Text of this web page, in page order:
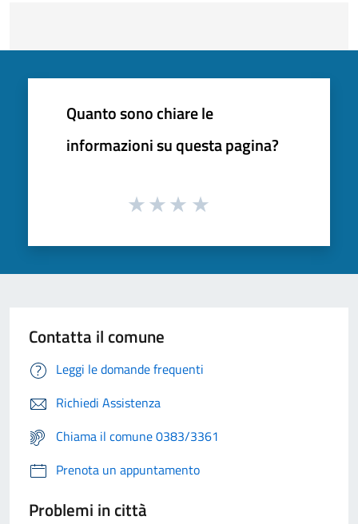
Quanto sono chiare le
informazioni su questa pagina?
Contatta il comune
Leggi le domande frequenti
Richiedi Assistenza
Chiama il comune 0383/3361
Prenota un appuntamento
Problemi in città